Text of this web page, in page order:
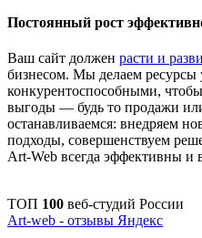
Постоянный рост
Ваш сайт должен расти и
бизнесом. Мы делаем
конкурентоспособными,
выгоды — будь то продажи
останавливаемся: внедряем
подходы, совершенствуем
Art-Web всегда эффективны и
ТОП 100 веб-студий России
Art-web - отзывы Яндекс